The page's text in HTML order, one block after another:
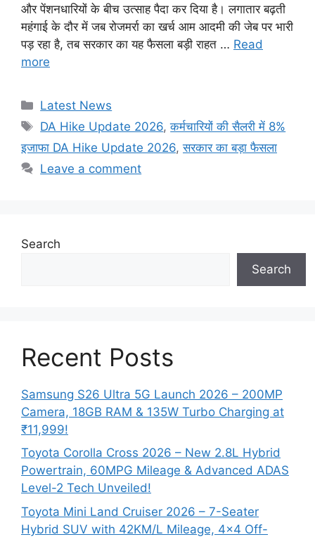
और पेंशनधारियों के बीच उत्साह पैदा कर दिया है। लगातार बढ़ती
महंगाई के दौर में जब रोजमर्रा का खर्च आम आदमी की जेब पर भारी
पड़ रहा है, तब सरकार का यह फैसला बड़ी राहत … Read
more
Categories
Latest News
Tags
DA Hike Update 2026,कर्मचारियों की सैलरी में 8%
इजाफा DA Hike Update 2026,सरकार का बड़ा फैसला
Leave a comment
Search
Search
Recent Posts
Samsung S26 Ultra 5G Launch 2026 – 200MP
Camera, 18GB RAM & 135W Turbo Charging at
₹11,999!
Toyota Corolla Cross 2026 – New 2.8L Hybrid
Powertrain, 60MPG Mileage & Advanced ADAS
Level-2 Tech Unveiled!
Toyota Mini Land Cruiser 2026 – 7-Seater
Hybrid SUV with 42KM/L Mileage, 4×4 Off-